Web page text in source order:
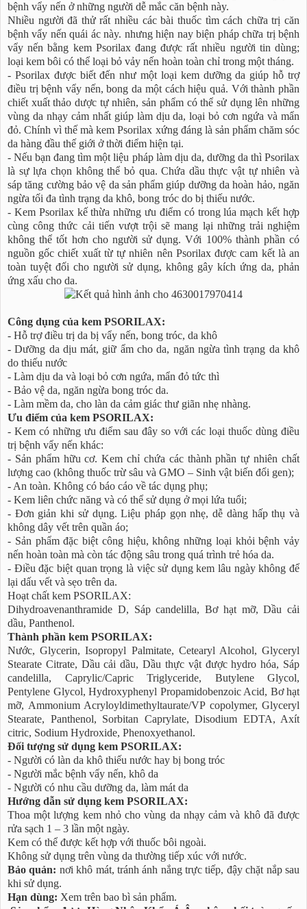
bệnh vẩy nến ở những người dễ mắc căn bệnh này.
Nhiều người đã thử rất nhiều các bài thuốc tìm cách chữa trị căn
bệnh vẩy nến quái ác này. nhưng hiện nay biện pháp chữa trị bệnh
vẩy nến bằng kem Psorilax đang được rất nhiều người tin dùng;
loại kem bôi có thể loại bỏ vảy nến hoàn toàn chỉ trong một tháng.
- Psorilax được biết đến như một loại kem dưỡng da giúp hỗ trợ
điều trị bệnh vẩy nến, bong da một cách hiệu quả. Với thành phần
chiết xuất thảo dược tự nhiên, sản phẩm có thể sử dụng lên những
vùng da nhạy cảm nhất giúp làm dịu da, loại bỏ cơn ngứa và mẩn
đỏ. Chính vì thế mà kem Psorilax xứng đáng là sản phẩm chăm sóc
da hàng đầu thế giới ở thời điểm hiện tại.
- Nếu bạn đang tìm một liệu pháp làm dịu da, dưỡng da thì Psorilax
là sự lựa chọn không thể bỏ qua. Chứa dầu thực vật tự nhiên và
sáp tăng cường bảo vệ da sản phẩm giúp dưỡng da hoàn hảo, ngăn
ngừa tối đa tình trạng da khô, bong tróc do bị thiếu nước.
- Kem Psorilax kế thừa những ưu điểm có trong lúa mạch kết hợp
cùng công thức cải tiến vượt trội sẽ mang lại những trải nghiệm
không thể tốt hơn cho người sử dụng. Với 100% thành phần có
nguồn gốc chiết xuất từ tự nhiên nên Psorilax được cam kết là an
toàn tuyệt đối cho người sử dụng, không gây kích ứng da, phản
ứng xấu cho da.
Công dụng của kem PSORILAX:
- Hỗ trợ điều trị da bị vẩy nến, bong tróc, da khô
- Dưỡng da dịu mát, giữ ẩm cho da, ngăn ngừa tình trạng da khô
do thiếu nước
- Làm dịu da và loại bỏ cơn ngứa, mẩn đỏ tức thì
- Bảo vệ da, ngăn ngừa bong tróc da.
- Làm mềm da, cho làn da cảm giác thư giãn nhẹ nhàng.
Ưu điểm của kem PSORILAX:
- Kem có những ưu điểm sau đây so với các loại thuốc dùng điều
trị bệnh vẩy nến khác:
- Sản phẩm hữu cơ. Kem chỉ chứa các thành phần tự nhiên chất
lượng cao (không thuốc trừ sâu và GMO – Sinh vật biến đổi gen);
- An toàn. Không có báo cáo về tác dụng phụ;
- Kem liên chức năng và có thể sử dụng ở mọi lứa tuổi;
- Đơn giản khi sử dụng. Liệu pháp gọn nhẹ, dễ dàng hấp thụ và
không dây vết trên quần áo;
- Sản phẩm đặc biệt công hiệu, không những loại khỏi bệnh vảy
nến hoàn toàn mà còn tác động sâu trong quá trình trẻ hóa da.
- Điều đặc biệt quan trọng là việc sử dụng kem lâu ngày không để
lại dấu vết và sẹo trên da.
Hoạt chất kem PSORILAX:
Dihydroavenanthramide D, Sáp candelilla, Bơ hạt mỡ, Dầu cải
dầu, Panthenol.
Thành phần kem PSORILAX:
Nước, Glycerin, Isopropyl Palmitate, Cetearyl Alcohol, Glyceryl
Stearate Citrate, Dầu cải dầu, Dầu thực vật được hydro hóa, Sáp
candelilla, Caprylic/Capric Triglyceride, Butylene Glycol,
Pentylene Glycol, Hydroxyphenyl Propamidobenzoic Acid, Bơ hạt
mỡ, Ammonium Acryloyldimethyltaurate/VP copolymer, Glyceryl
Stearate, Panthenol, Sorbitan Caprylate, Disodium EDTA, Axít
citric, Sodium Hydroxide, Phenoxyethanol.
Đối tượng sử dụng kem PSORILAX:
- Người có làn da khô thiếu nước hay bị bong tróc
- Người mắc bệnh vẩy nến, khô da
- Người có nhu cầu dưỡng da, làm mát da
Hướng dẫn sử dụng kem PSORILAX:
Thoa một lượng kem nhỏ cho vùng da nhạy cảm và khô đã được
rửa sạch 1 – 3 lần một ngày.
Kem có thể được kết hợp với thuốc bôi ngoài.
Không sử dụng trên vùng da thường tiếp xúc với nước.
Bảo quản: nơi khô mát, tránh ánh nắng trực tiếp, đậy chặt nắp sau
khi sử dụng.
Hạn dùng: Xem trên bao bì sản phẩm.